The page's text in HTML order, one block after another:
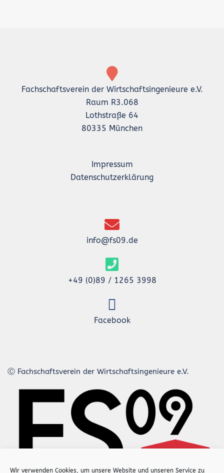
Wir verwenden Cookies, um unsere Website und unseren Service zu
Fachschaftsverein der Wirtschaftsingenieure e.V.
Raum R3.068
Lothstraße 64
80335 München
Impressum
Datenschutzerklärung
info@fs09.de
+49 (0)89 / 1265 3998
Facebook
Ⓒ Fachschaftsverein der Wirtschaftsingenieure e.V.